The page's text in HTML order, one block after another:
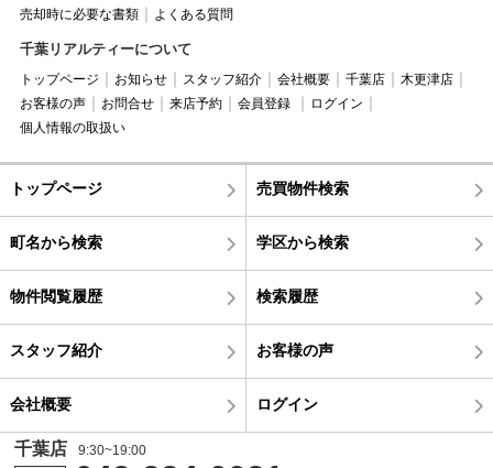
売却時に必要な書類
よくある質問
千葉リアルティーについて
トップページ お知らせ スタッフ紹介 会社概要 千葉店
木更津店
お客様の声
お問合せ 来店予約 会員登録
ログイン
個人情報の取扱い
トップページ 売買物件検索
町名から検索 学区から検索
物件閲覧履歴 検索履歴
スタッフ紹介 お客様の声
会社概要 ログイン
千葉店 9:30~19:00